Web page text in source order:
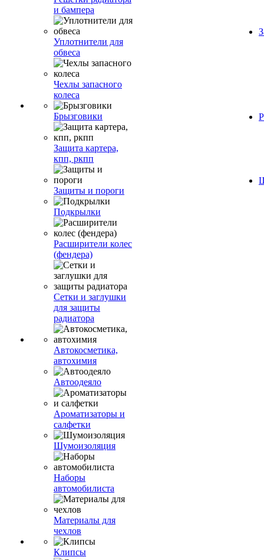
и бампера
Уплотнители для
обвеса
Чехлы запасного
колеса
Брызговики
Защита картера,
кпп, ркпп
Защиты и пороги
Подкрылки
Расширители колес
(фендера)
Сетки и заглушки
для защиты
радиатора
Автокосметика,
автохимия
Автоодеяло
Ароматизаторы и
салфетки
Шумоизоляция
Наборы
автомобилиста
Материалы для
чехлов
Клипсы